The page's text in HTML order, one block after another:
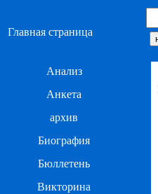
Главная страница
Анализ
Анкета
архив
Биография
Бюллетень
Викторина